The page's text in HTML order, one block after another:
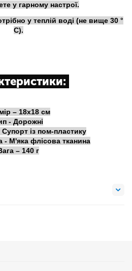
у гарному настрої.
у теплій воді (не вище 30 °
С).
– 18х18 см
- Дорожні
із пом-пластику
- М'яка флісова тканина
– 140 г